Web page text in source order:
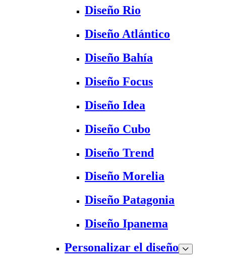
Diseño Rio
Diseño Atlántico
Diseño Bahía
Diseño Focus
Diseño Idea
Diseño Cubo
Diseño Trend
Diseño Morelia
Diseño Patagonia
Diseño Ipanema
Personalizar el diseño